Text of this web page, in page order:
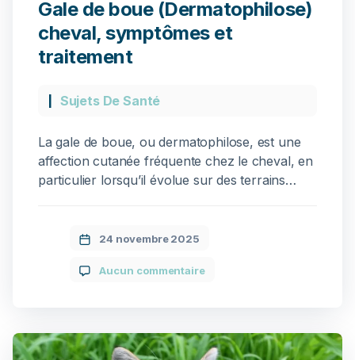
Gale de boue (Dermatophilose)
cheval, symptômes et
traitement
Sujets De Santé
La gale de boue, ou dermatophilose, est une
affection cutanée fréquente chez le cheval, en
particulier lorsqu’il évolue sur des terrains
une inflammation locale, pouvant affecter la
Pourquoi un cheval développe-t-il de la gale de
24 novembre 2025
Aucun commentaire